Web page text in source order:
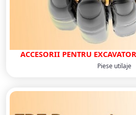
ACCESORII PENTRU
Piese utilaje